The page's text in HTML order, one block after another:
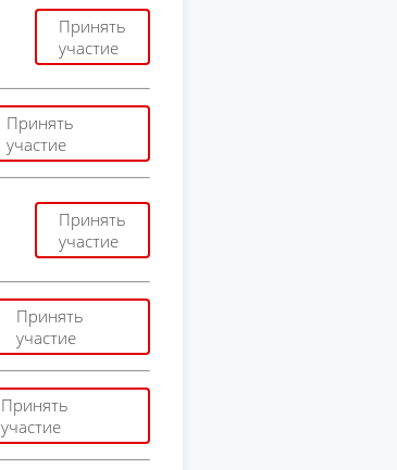
Принять
участие
Принять
участие
Принять
участие
Принять
участие
Принять
участие